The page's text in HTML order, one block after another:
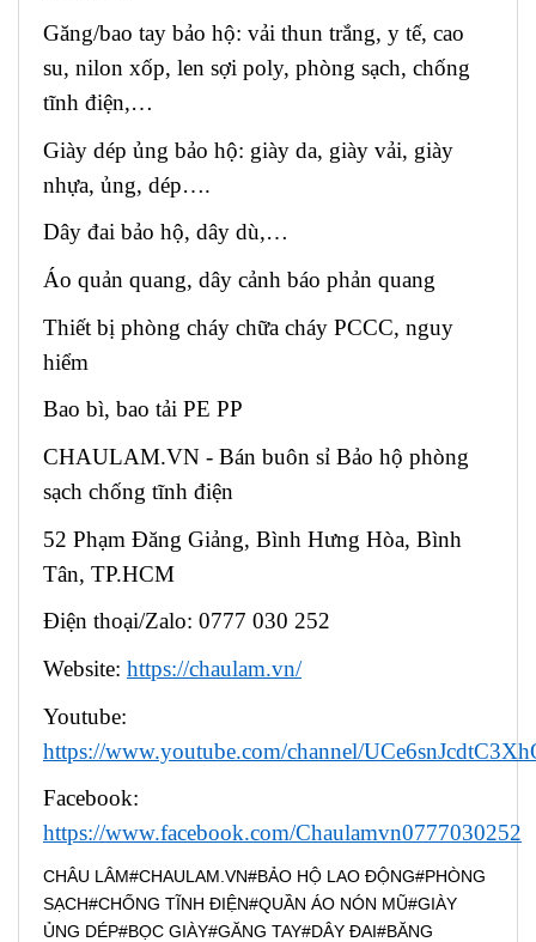
Găng/bao tay bảo hộ: vải thun trắng, y tế, cao
su, nilon xốp, len sợi poly, phòng sạch, chống
tĩnh điện,…
Giày dép ủng bảo hộ: giày da, giày vải, giày
nhựa, ủng, dép….
Dây đai bảo hộ, dây dù,…
Áo quản quang, dây cảnh báo phản quang
Thiết bị phòng cháy chữa cháy PCCC, nguy
hiểm
Bao bì, bao tải PE PP
CHAULAM.VN - Bán buôn sỉ Bảo hộ phòng
sạch chống tĩnh điện
52 Phạm Đăng Giảng, Bình Hưng Hòa, Bình
Tân, TP.HCM
Điện thoại/Zalo: 0777 030 252
Website: https://chaulam.vn/
Youtube:
https://www.youtube.com/channel/
Facebook:
https://www.facebook.com/Chaulamvn0777030252
CHÂU LÂM#CHAULAM.VN#BẢO HỘ LAO ĐỘNG#PHÒNG
SẠCH#CHỐNG TĨNH ĐIỆN#QUẦN ÁO NÓN MŨ#GIÀY
ỦNG DÉP#BỌC GIÀY#GĂNG TAY#DÂY ĐAI#BĂNG